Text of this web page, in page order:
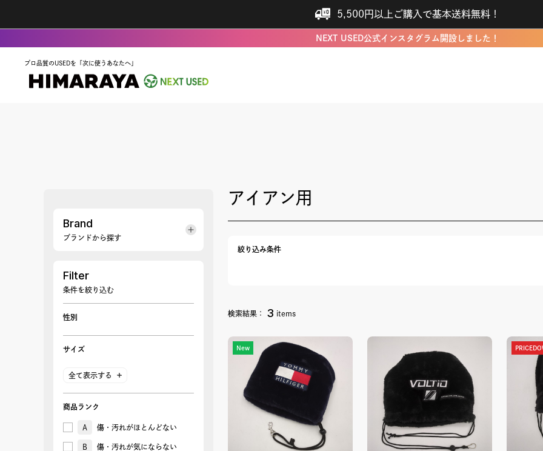
5,500円以上ご購入で基本送料無料！
NEXT USED公式インスタグラム開設しました！
プロ品質のUSEDを「次に使うあなたへ」
Brand
ブランドから探す
Filter
条件を絞り込む
性別
サイズ
全て表示する
商品ランク
A 傷・汚れがほとんどない
B 傷・汚れが気にならない
アイアン用
絞り込み条件
検索結果： 3 items
New